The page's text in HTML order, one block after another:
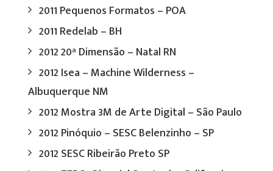
2011 Pequenos Formatos – POA
2011 Redelab – BH
2012 20ª Dimensão – Natal RN
2012 Isea – Machine Wilderness –
Albuquerque NM
2012 Mostra 3M de Arte Digital – São Paulo
2012 Pinóquio – SESC Belenzinho – SP
2012 SESC Ribeirão Preto SP